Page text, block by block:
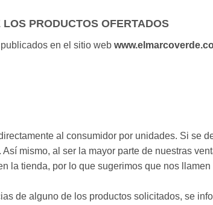
PRODUCTOS OFERTADOS
en el sitio web
al consumidor por unidades. Si se
mismo, al ser la mayor parte de nuestras
la tienda, por lo que sugerimos que nos
de alguno de los productos solicitados, se